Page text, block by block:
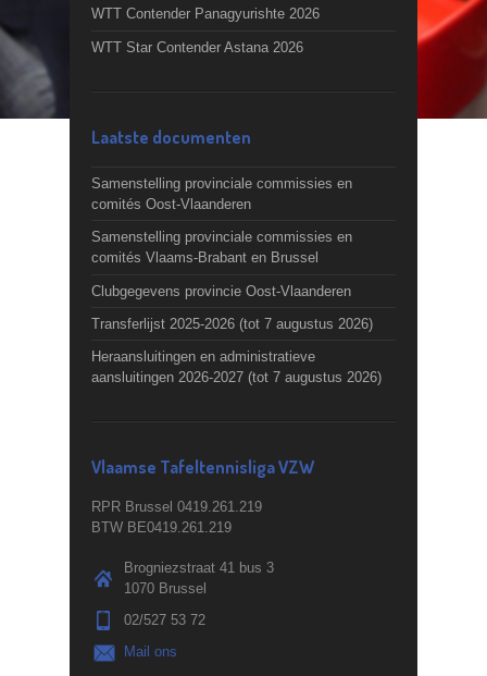
WTT Contender Panagyurishte 2026
WTT Star Contender Astana 2026
Laatste documenten
Samenstelling provinciale commissies en
comités Oost-Vlaanderen
Samenstelling provinciale commissies en
comités Vlaams-Brabant en Brussel
Clubgegevens provincie Oost-Vlaanderen
Transferlijst 2025-2026 (tot 7 augustus 2026)
Heraansluitingen en administratieve
aansluitingen 2026-2027 (tot 7 augustus 2026)
Vlaamse Tafeltennisliga VZW
RPR Brussel 0419.261.219
BTW BE0419.261.219
Brogniezstraat 41 bus 3
1070 Brussel
02/527 53 72
Mail ons